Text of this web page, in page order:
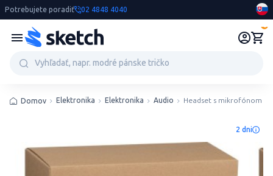
Potrebujete poradiť 02 4848 4040
Domov Elektronika Elektronika Audio Headset s mikrofónom
2 dni